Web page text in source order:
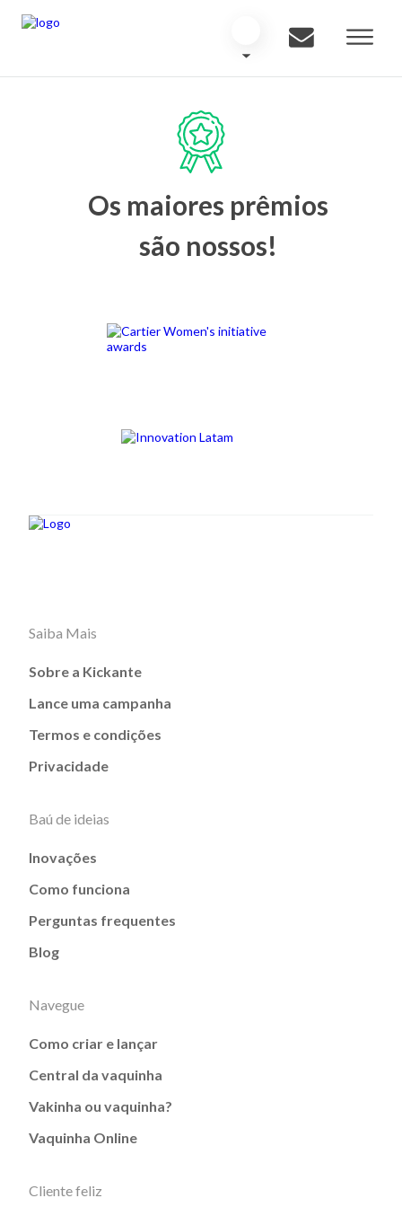
Os maiores prêmios
são nossos!
Saiba Mais
Sobre a Kickante
Lance uma campanha
Termos e condições
Privacidade
Baú de ideias
Inovações
Como funciona
Perguntas frequentes
Blog
Navegue
Como criar e lançar
Central da vaquinha
Vakinha ou vaquinha?
Vaquinha Online
Cliente feliz